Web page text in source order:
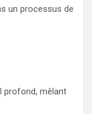
un processus de
profond, mêlant